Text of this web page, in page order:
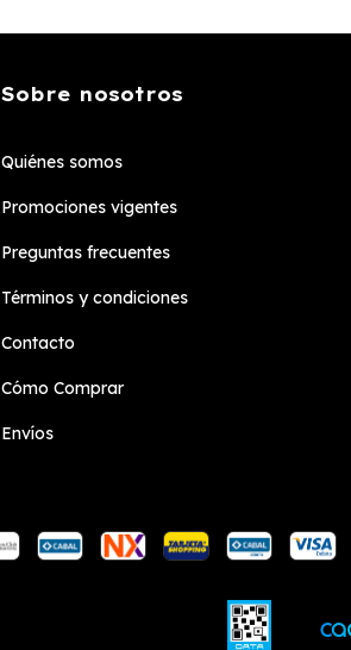
Sobre nosotros
Quiénes somos
Promociones vigentes
Preguntas frecuentes
Términos y condiciones
Contacto
Cómo Comprar
Envíos